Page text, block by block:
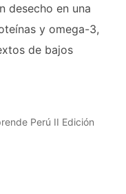
desecho en una
y omega-3,
de bajos
Perú II Edición